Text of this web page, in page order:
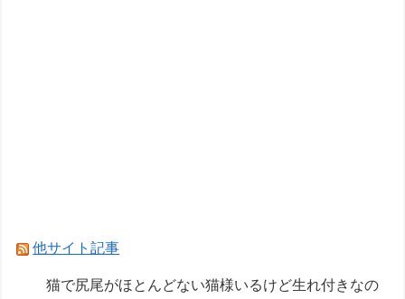
カノカリ作者「キャラの誕生日の個展開きたいか
ら1000万円クラファンします！」→結果ｗｘｗ
他サイト記事
猫で尻尾がほとんどない猫様いるけど生れ付きなの